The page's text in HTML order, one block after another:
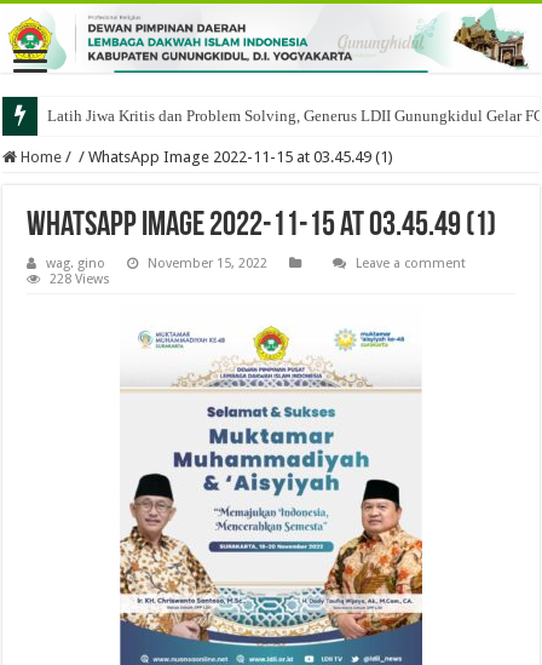
Latih Jiwa Kritis dan Problem Solving, Generus LDII Gunungkidul Gelar
Home / / WhatsApp Image 2022-11-15 at 03.45.49 (1)
WhatsApp Image 2022-11-15 at 03.45.49 (1)
wag. gino November 15, 2022
Leave a comment
228 Views